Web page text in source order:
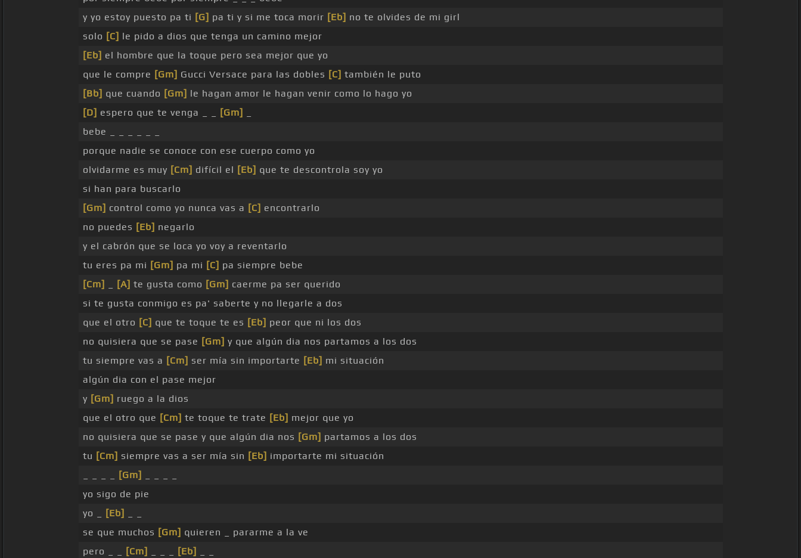
y yo estoy puesto pa ti [G] pa ti y si me toca morir [Eb] no te olvides de mi girl
solo [C] le pido a dios que tenga un camino mejor
[Eb] el hombre que la toque pero sea mejor que yo
que le compre [Gm] Gucci Versace para las dobles [C] también le puto
[Bb] que cuando [Gm] le hagan amor le hagan venir como lo hago yo
[D] espero que te venga _ _ [Gm]
bebe _ _ _ _ _ _
porque nadie se conoce con ese cuerpo como yo
olvidarme es muy [Cm] difícil el [Eb] que te descontrola soy yo
si han para buscarlo
[Gm] control como yo nunca vas a [C] encontrarlo
no puedes [Eb] negarlo
y el cabrón que se loca yo voy a reventarlo
tu eres pa mi [Gm] pa mi [C] pa siempre bebe
[Cm]
[A] te gusta como [Gm] caerme pa ser querido
si te gusta conmigo es pa' saberte y no llegarle a dos
que el otro [C] que te toque te es [Eb] peor que ni los dos
no quisiera que se pase [Gm] y que algún dia nos partamos a los dos
tu siempre vas a [Cm] ser mía sin importarte [Eb] mi situación
algún dia con el pase mejor
y [Gm] ruego a la dios
que el otro que [Cm] te toque te trate [Eb] mejor que yo
no quisiera que se pase y que algún dia nos [Gm] partamos a los dos
tu [Cm] siempre vas a ser mía sin [Eb] importarte mi situación
[Gm]
yo sigo de pie
yo _
[Eb]
se que muchos [Gm] quieren _ pararme a la ve
pero _ _
[Cm] [Eb]